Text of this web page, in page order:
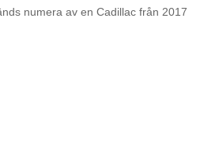
numera av en Cadillac från 2017